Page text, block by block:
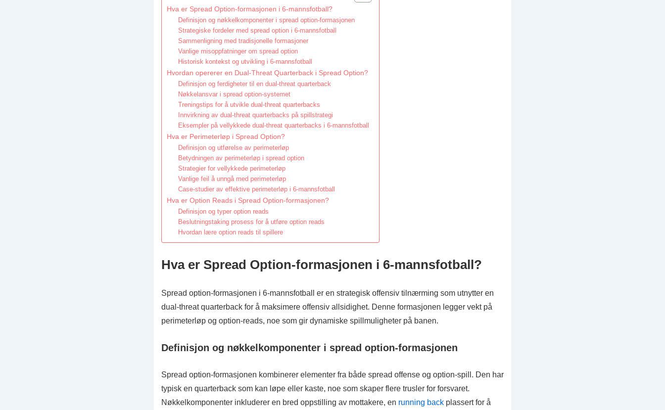
Hva er Spread Option-formasjonen i 6-mannsfotball?
Definisjon og nøkkelkomponenter i spread option-formasjonen
Strategiske fordeler med spread option i 6-mannsfotball
Sammenligning med tradisjonelle formasjoner
Vanlige misoppfatninger om spread option
Historisk kontekst og utvikling i 6-mannsfotball
Hvordan opererer en Dual-Threat Quarterback i Spread Option?
Definisjon og ferdigheter til en dual-threat quarterback
Nøkkelansvar i spread option-systemet
Treningstips for å utvikle dual-threat quarterbacks
Innvirkning av dual-threat quarterbacks på spillstrategi
Eksempler på vellykkede dual-threat quarterbacks i 6-mannsfotball
Hva er Perimeterløp i Spread Option?
Definisjon og utførelse av perimeterløp
Betydningen av perimeterløp i spread option
Strategier for vellykkede perimeterløp
Vanlige feil å unngå med perimeterløp
Case-studier av effektive perimeterløp i 6-mannsfotball
Hva er Option Reads i Spread Option-formasjonen?
Definisjon og typer option reads
Beslutningstaking prosess for å utføre option reads
Hvordan lære option reads til spillere
Hva er Spread Option-formasjonen i 6-mannsfotball?
Spread option-formasjonen i 6-mannsfotball er en strategisk offensiv tilnærming som utnytter en
dual-threat quarterback for å maksimere offensiv allsidighet. Denne formasjonen legger vekt på
perimeterløp og option-reads, noe som gir dynamiske spillmuligheter på banen.
Definisjon og nøkkelkomponenter i spread option-formasjonen
Spread option-formasjonen kombinerer elementer fra både spread offense og option-spill. Den har
typisk en quarterback som kan løpe eller kaste, noe som skaper flere trusler for forsvaret.
Nøkkelkomponenter inkluderer en bred oppstilling av mottakere, en running backplassert for å